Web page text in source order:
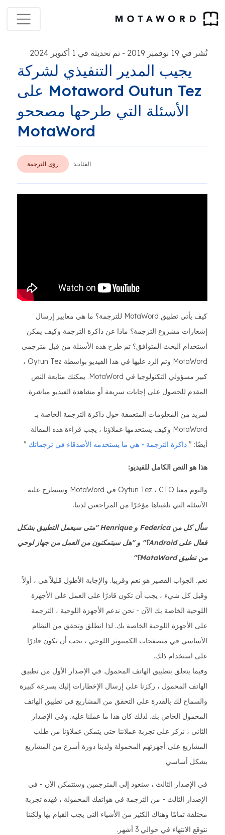
نُشر في 19 نوفمبر 2019 - تم تحديثه في 1 أكتوبر 2024
يجيب المدير التنفيذي لشركة
Motaword Outun Tez على
الأسئلة التي طرحها مصححو
MotaWord
الفئات: رؤى الترجمة
كيف يأتي تطبيق MotaWord للترجمة؟ ما هي معايير إرسال
إشعارات مشروع الترجمة؟ ماذا عن ذاكرة الترجمة وكيف يمكن
استخدام البحث المتوافق؟ تم طرح هذه الأسئلة من قبل مترجمي
MotaWord وتم الرد عليها في هذا الفيديو بواسطة Oytun Tez ،
كبير مسؤولي التكنولوجيا في MotaWord. يمكنك متابعة النص
المقدم للحصول على إجابات سريعة أو مشاهدة الفيديو مباشرة.
لمزيد من المعلومات المتعمقة حول ذاكرة الترجمة الخاصة بـ
MotaWord وكيف يستخدمها عملاؤنا ، يجب قراءة هذه المقالة
أيضًا: "ذاكرة الترجمة - هي ما يستخدمه الأصدقاء في ترجماتك "
هذا هو النص الكامل للفيديو:
واليوم معنا Oytun Tez ، CTO في MotaWord وسنطرح عليه
الأسئلة التي تلقيناها مؤخرًا من المراجعين لدينا.
سأل كل من Federica و Henrique "متى سيعمل التطبيق بشكل
فعال على Android؟" و "هل سيتمكنون من العمل من جهاز لوحي
من تطبيق MotaWord؟"
نعم. الجواب القصير هو نعم وقريبا. والإجابة الأطول قليلاً هي ، أولاً
وقبل كل شيء ، يجب أن تكون قادرًا على العمل على الأجهزة
اللوحية الخاصة بك الآن - نحن ندعم الأجهزة اللوحية ، الترجمة
على الأجهزة اللوحية الخاصة بك. لذا انطلق وتحقق من النظام
الأساسي في متصفحات الكمبيوتر اللوحي ، يجب أن تكون قادرًا
على استخدام ذلك.
وفيما يتعلق بتطبيق الهاتف المحمول. في الإصدار الأول من تطبيق
الهاتف المحمول ، ركزنا على إرسال الإخطارات إليك بسرعة كبيرة
والسماح لك بالقدرة على التحقق من المشاريع في تطبيق الهاتف
المحمول الخاص بك. لذلك كان هذا ما عملنا عليه. وفي الإصدار
الثاني ، نركز على تجربة عملائنا حتى يتمكن عملاؤنا من طلب
المشاريع على أجهزتهم المحمولة ولدينا دورة أسرع من المشاريع
بشكل أساسي.
في الإصدار الثالث ، سنعود إلى المترجمين وستتمكن الآن - في
الإصدار الثالث - من الترجمة في هواتفك المحمولة ، فهذه تجربة
مختلفة تمامًا وهناك الكثير من الأشياء التي يجب القيام بها ولكننا
نتوقع الانتهاء في حوالي 3 أشهر.